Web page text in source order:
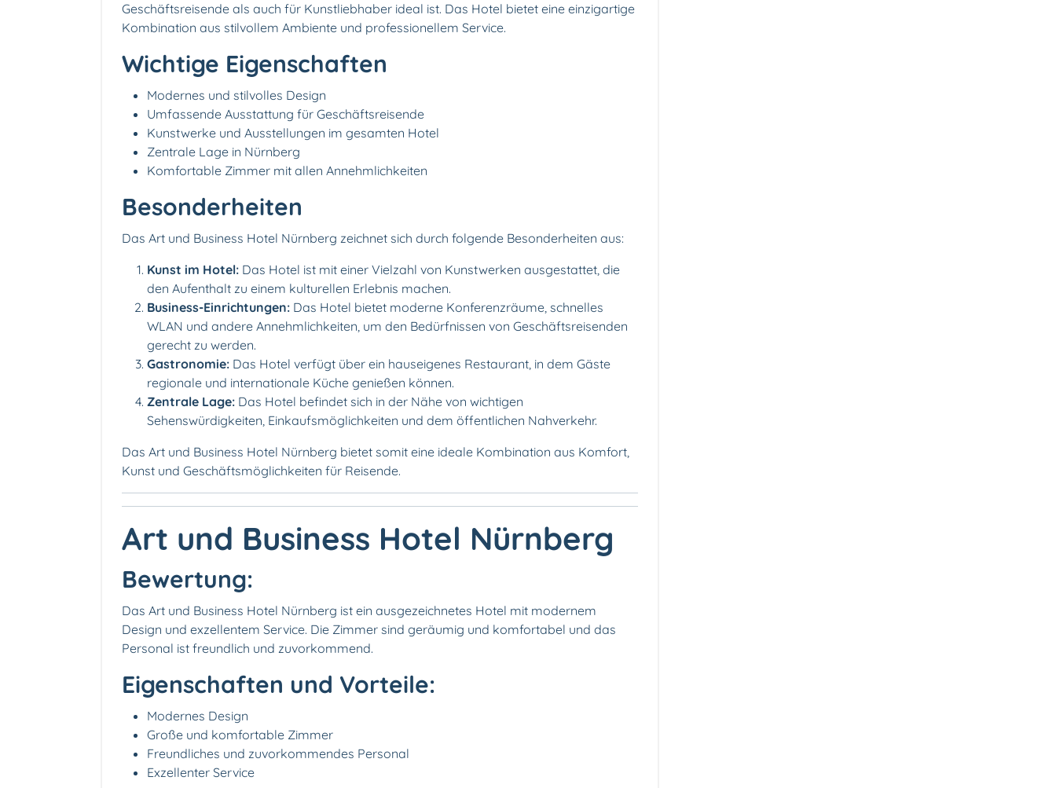
Geschäftsreisende als auch für Kunstliebhaber ideal ist. Das Hotel bietet eine einzigartige
Kombination aus stilvollem Ambiente und professionellem Service.
Wichtige Eigenschaften
Modernes und stilvolles Design
Umfassende Ausstattung für Geschäftsreisende
Kunstwerke und Ausstellungen im gesamten Hotel
Zentrale Lage in Nürnberg
Komfortable Zimmer mit allen Annehmlichkeiten
Besonderheiten
Das Art und Business Hotel Nürnberg zeichnet sich durch folgende Besonderheiten aus:
Kunst im Hotel: Das Hotel ist mit einer Vielzahl von Kunstwerken ausgestattet, die
den Aufenthalt zu einem kulturellen Erlebnis machen.
Business-Einrichtungen: Das Hotel bietet moderne Konferenzräume, schnelles
WLAN und andere Annehmlichkeiten, um den Bedürfnissen von Geschäftsreisenden
gerecht zu werden.
Gastronomie: Das Hotel verfügt über ein hauseigenes Restaurant, in dem Gäste
regionale und internationale Küche genießen können.
Zentrale Lage: Das Hotel befindet sich in der Nähe von wichtigen
Sehenswürdigkeiten, Einkaufsmöglichkeiten und dem öffentlichen Nahverkehr.
Das Art und Business Hotel Nürnberg bietet somit eine ideale Kombination aus Komfort,
Kunst und Geschäftsmöglichkeiten für Reisende.
Art und Business Hotel Nürnberg
Bewertung:
Das Art und Business Hotel Nürnberg ist ein ausgezeichnetes Hotel mit modernem
Design und exzellentem Service. Die Zimmer sind geräumig und komfortabel und das
Personal ist freundlich und zuvorkommend.
Eigenschaften und Vorteile:
Modernes Design
Große und komfortable Zimmer
Freundliches und zuvorkommendes Personal
Exzellenter Service